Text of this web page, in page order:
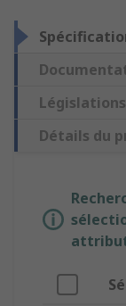
Détails du